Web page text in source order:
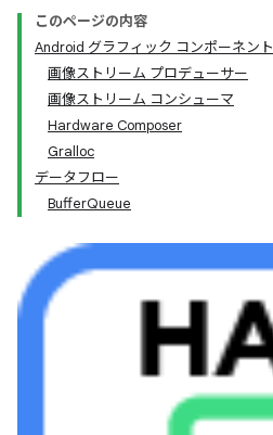
このページの内容
Android グラフィック コンポーネント
画像ストリーム プロデューサー
画像ストリーム コンシューマ
Hardware Composer
Gralloc
データフロー
BufferQueue